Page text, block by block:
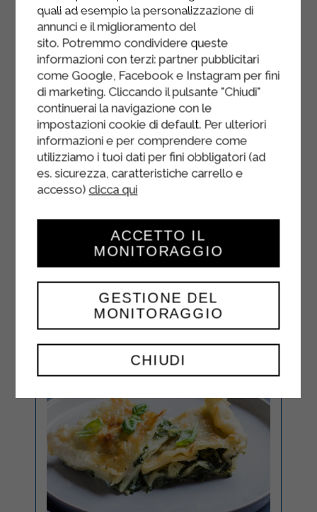
préalablement.
Continuez à former d'autres couches
jusqu'à épuisement des ingrédients.
Terminez les lasagnes par une
couche de béchamel Sterilgarda et
une généreuse pincée de parmesan.
Transférez le plat dans un four
préchauffé à 180°C et laissez cuire
pendant environ 30 minutes, jusqu'à
légèrement dorée.
quali ad esempio la personalizzazione di
annunci e il miglioramento del
sito. Potremmo condividere queste
informazioni con terzi: partner pubblicitari
come Google, Facebook e Instagram per fini
di marketing. Cliccando il pulsante "Chiudi"
continuerai la navigazione con le
impostazioni cookie di default. Per ulteriori
informazioni e per comprendere come
utilizziamo i tuoi dati per fini obbligatori (ad
es. sicurezza, caratteristiche carrello e
accesso) clicca qui
CHIUDI
GESTIONE DEL
MONITORAGGIO
ACCETTO IL
MONITORAGGIO